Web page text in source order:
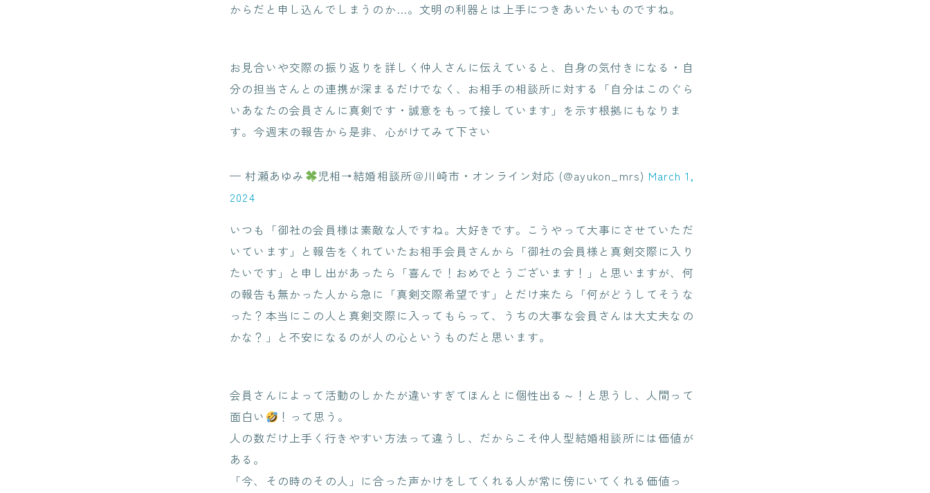
からだと申し込んでしまうのか…。文明の利器とは上手につきあいたいものですね。
お見合いや交際の振り返りを詳しく仲人さんに伝えていると、自身の気付きになる・自
分の担当さんとの連携が深まるだけでなく、お相手の相談所に対する「自分はこのぐら
いあなたの会員さんに真剣です・誠意をもって接しています」を示す根拠にもなりま
す。今週末の報告から是非、心がけてみて下さい
— 村瀬あゆみ 児相→結婚相談所＠川崎市・オンライン対応 (@ayukon_mrs) March 1,
2024
いつも「御社の会員様は素敵な人ですね。大好きです。こうやって大事にさせていただ
いています」と報告をくれていたお相手会員さんから「御社の会員様と真剣交際に入り
たいです」と申し出があったら「喜んで！おめでとうございます！」と思いますが、何
の報告も無かった人から急に「真剣交際希望です」とだけ来たら「何がどうしてそうな
った？本当にこの人と真剣交際に入ってもらって、うちの大事な会員さんは大丈夫なの
かな？」と不安になるのが人の心というものだと思います。
会員さんによって活動のしかたが違いすぎてほんとに個性出る～！と思うし、人間って
面白い
！って思う。
人の数だけ上手く行きやすい方法って違うし、だからこそ仲人型結婚相談所には価値が
ある。
「今、その時のその人」に合った声かけをしてくれる人が常に傍にいてくれる価値っ